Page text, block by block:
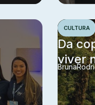
CULTURA
Da
viver
Bruna